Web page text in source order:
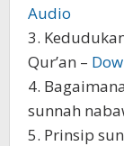
Audio
3.
Qur’an –
4.
sunnah
5. Prinsip